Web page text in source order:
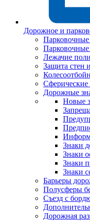
Дорожное и
Парковочные
Лежачие
Защита стен
Сферические
Дорожные
Новые
Знаки
Знаки
Знаки
Знаки
Барьеры
Полусферы
Съезд с
Дорожная